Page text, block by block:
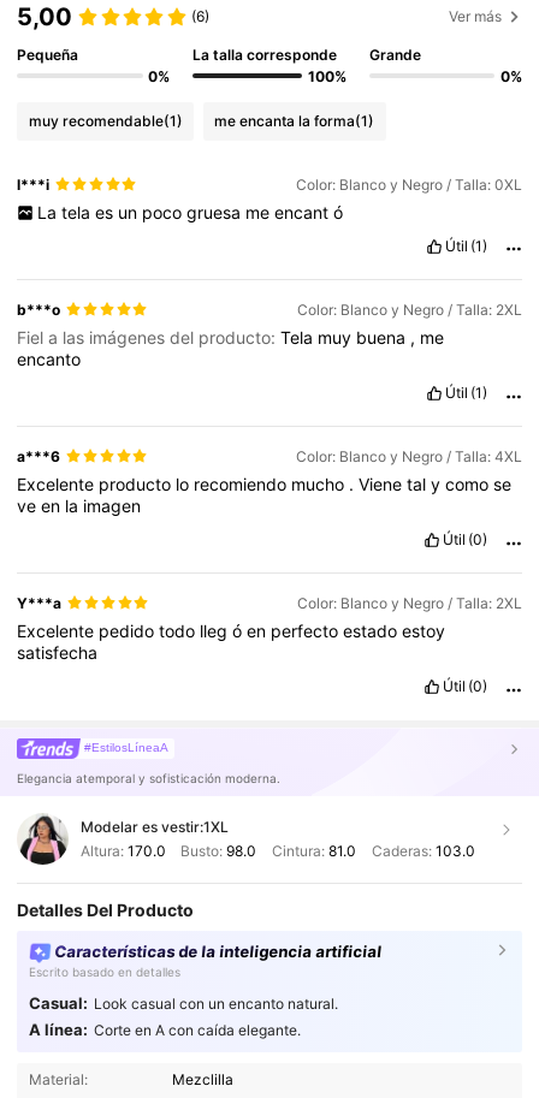
5,00 (6) Ver más
Pequeña
0%
La talla corresponde
100%
Grande
0%
muy recomendable(1) me encanta la forma(1)
l***i Color: Blanco y Negro / Talla: 0XL
La tela es un poco gruesa me encant ó
Útil (1)
b***o Color: Blanco y Negro / Talla: 2XL
Fiel a las imágenes del producto:Tela muy buena , me
encanto
Útil (1)
a***6 Color: Blanco y Negro / Talla: 4XL
Excelente producto lo recomiendo mucho .Vienetalycomose
veen la imagen
Útil (0)
Y***a Color: Blanco y Negro / Talla: 2XL
Excelente pedidotodo llegóen perfectoestadoestoy
satisfecha
Útil (0)
#EstilosLíneaA
Elegancia atemporal y sofisticación moderna.
Modelar es vestir:1XL
Altura: 170.0 Busto:98.0 Cintura: 81.0 Caderas: 103.0
Detalles Del Producto
Características de la inteligencia artificial
Escrito basado en detalles
Casual: Look casual con un encanto natural.
A línea: Corte en A con caída elegante.
Material:
Mezclilla